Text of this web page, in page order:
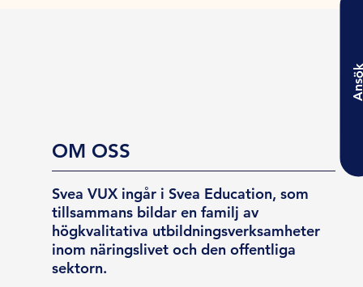
OM OSS
Svea VUX ingår i Svea Education, som
tillsammans bildar en familj av
högkvalitativa utbildningsverksamheter
inom näringslivet och den offentliga
sektorn.